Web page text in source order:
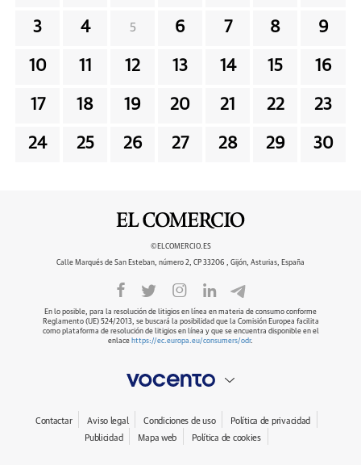
3 4 5 6 7 8 9
10 11 12 13 14 15 16
17 18 19 20 21 22 23
24 25 26 27 28 29 30
©ELCOMERCIO.ES
Calle Marqués de San Esteban, número 2, CP 33206 , Gijón, Asturias, España
En lo posible, para la resolución de litigios en línea en materia de consumo conforme
Reglamento (UE) 524/2013, se buscará la posibilidad que la Comisión Europea facilita
como plataforma de resolución de litigios en línea y que se encuentra disponible en el
enlace https://ec.europa.eu/consumers/odr.
Contactar Aviso legal Condiciones de uso
Política de privacidad
Publicidad
Mapa web Política de cookies